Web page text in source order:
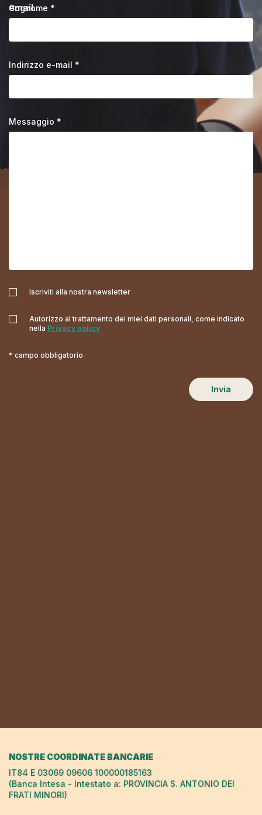
email.
Cognome *
Indirizzo e-mail *
Messaggio *
Iscriviti alla nostra newsletter
Autorizzo al trattamento dei miei dati personali, come indicato
nella Privacy policy
* campo obbligatorio
Invia
NOSTRE COORDINATE BANCARIE
IT84 E 03069 09606 100000185163
(Banca Intesa - Intestato a: PROVINCIA S. ANTONIO DEI
FRATI MINORI)